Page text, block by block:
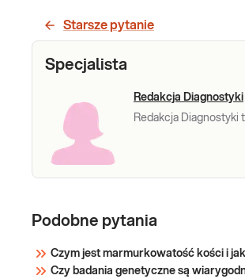
dyschondrosteoza
delecji/duplikacji
w regionie
promotorowym i
genie SHOX) - test
MLPA
Zespół Leriego-
promotorowym i
przypadku
Starsze pytanie
Specjalista
Redakcja Diagnostyki
Redakcja
Podobne pytania
Czym jest marmurkowatość kości i
Czy badania genetyczne są